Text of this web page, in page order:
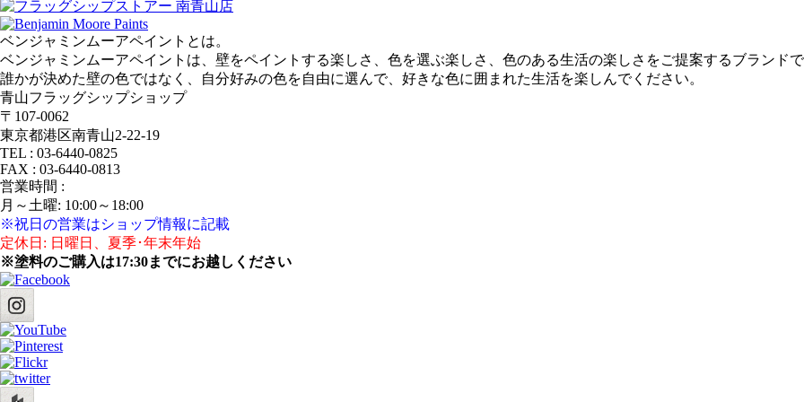
ベンジャミンムーアペイントとは。
ベンジャミンムーアペイントは、壁をペイントする楽しさ、色を選ぶ楽しさ、色のある生活の楽しさをご提案するブランド
誰かが決めた壁の色ではなく、自分好みの色を自由に選んで、好きな色に囲まれた生活を楽しんでください。
青山フラッグシップショップ
〒107‐0062
東京都港区南青山2‐22‐19
TEL : 03‐6440‐0825
FAX : 03‐6440‐0813
営業時間 :
月～土曜: 10:00～18:00
※祝日の営業はショップ情報に記載
定休日: 日曜日、夏季･年末年始
※塗料のご購入は17:30までにお越しください